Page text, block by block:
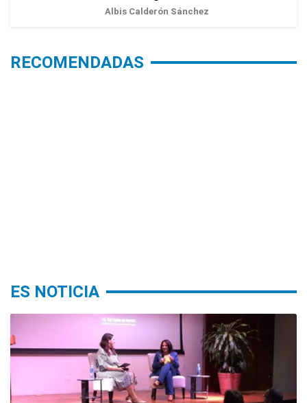
Albis Calderón Sánchez
RECOMENDADAS
ES NOTICIA